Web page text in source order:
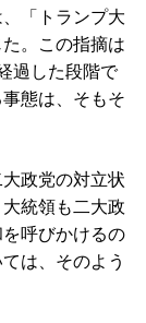
「トランプ大
。この指摘は
過した段階で
態は、そもそ
政党の対立状
統領も二大政
呼びかけるの
は、そのよう